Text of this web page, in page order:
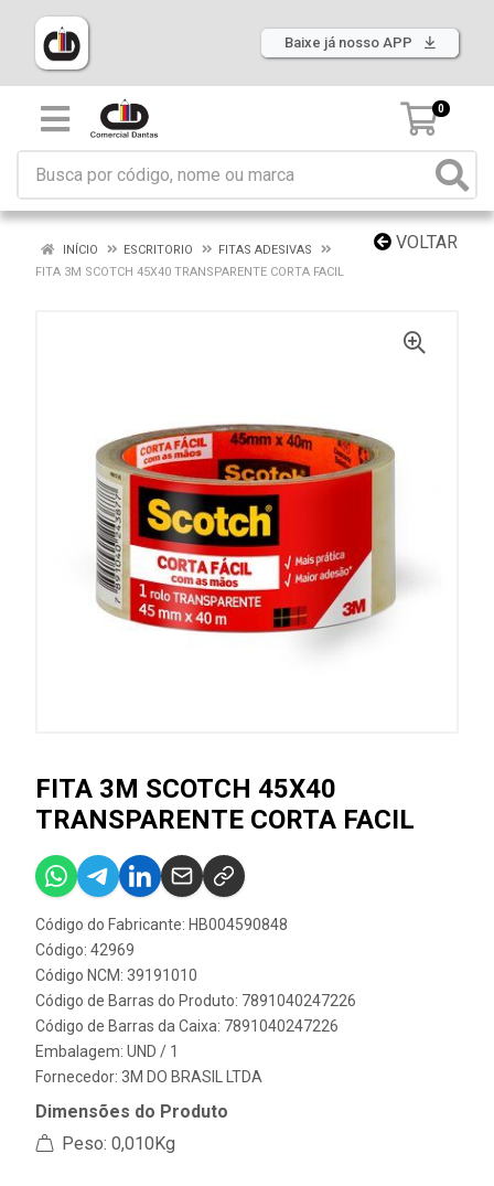
Baixe já nosso APP
0
VOLTAR
INÍCIO ESCRITORIO
FITAS ADESIVAS
FITA 3M SCOTCH 45X40 TRANSPARENTE CORTA FACIL
FITA 3M SCOTCH 45X40
TRANSPARENTE CORTA FACIL
Código do Fabricante: HB004590848
Código: 42969
Código NCM: 39191010
Código de Barras do Produto: 7891040247226
Código de Barras da Caixa: 7891040247226
Embalagem: UND / 1
Fornecedor: 3M DO BRASIL LTDA
Dimensões do Produto
Peso: 0,010Kg